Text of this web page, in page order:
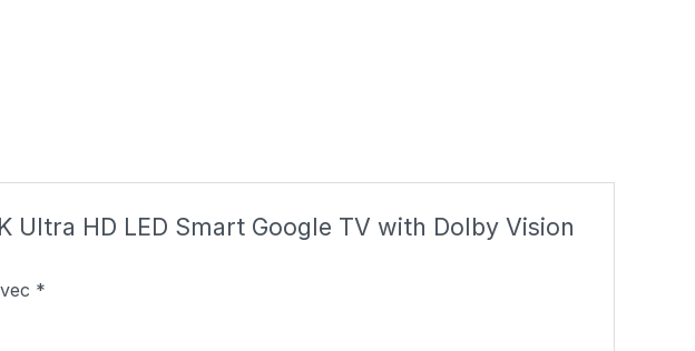
HD LED Smart Google TV with Dolby Vision
*